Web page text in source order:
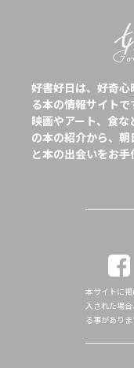
好書好日は、好奇
る本の情報サイトで
映画やアート、食
の本の紹介から、
と本の出会いをお手
本サイトに
入された場
る事がありま